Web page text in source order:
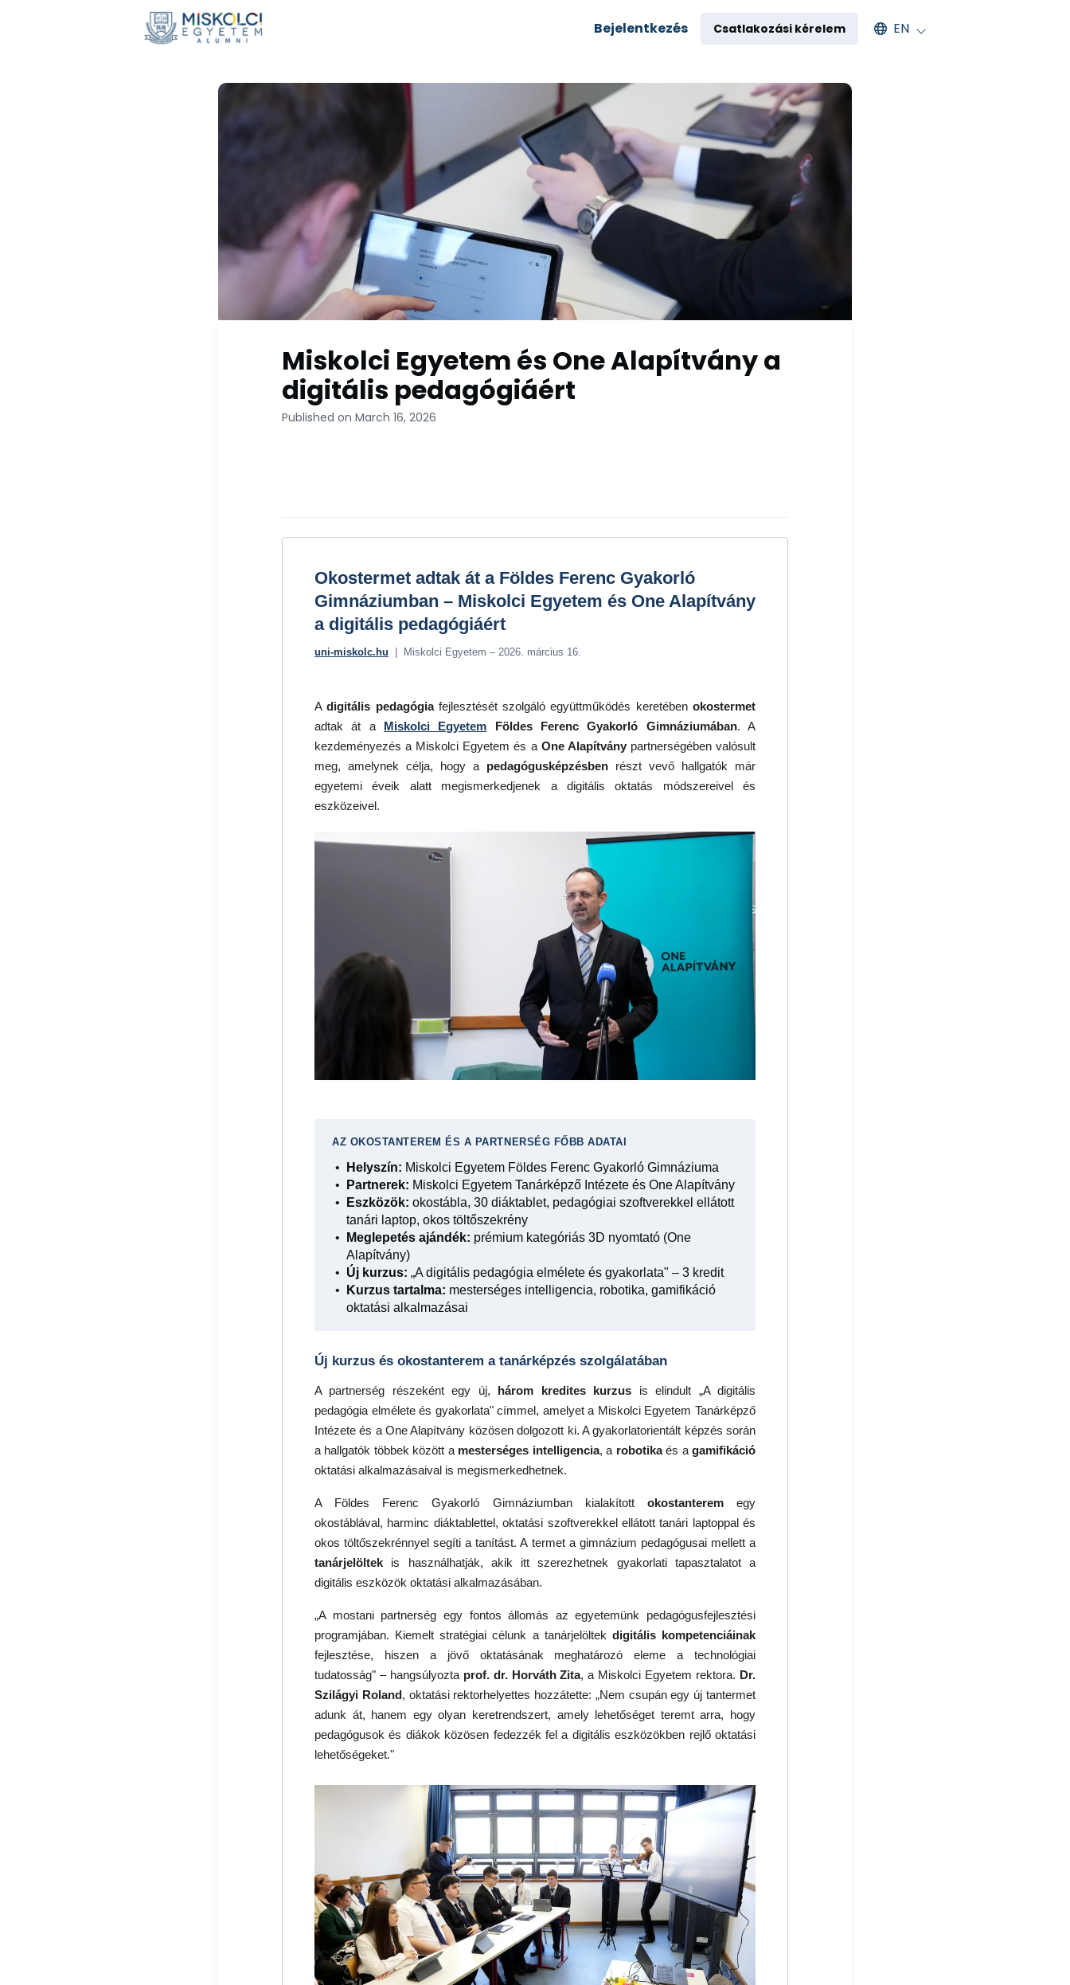
Adományozás Csoportok
Visszatérés az egyetemre
Nemzetközi alumni
Bejelentkezés Csatlakozási kérelem Select an available language
EN
Miskolci Egyetem és One Alapítvány a
digitális pedagógiáért
Published on March 16, 2026
Okostermet adtak át a Földes Ferenc Gyakorló
Gimnáziumban – Miskolci Egyetem és One Alapítvány
a digitális pedagógiáért
uni-miskolc.hu | Miskolci Egyetem – 2026. március 16.
Adigitális pedagógiafejlesztését szolgáló együttműködés keretébenokostermet
adtak át a Miskolci Egyetem Földes Ferenc Gyakorló Gimnáziumában. A
kezdeményezés a Miskolci Egyetem és a One Alapítványpartnerségében valósult
meg, amelynek célja, hogy a pedagógusképzésben részt vevő hallgatók már
egyetemi éveik alatt megismerkedjenek a digitális oktatás módszereivel és
eszközeivel.
AZ OKOSTANTEREM ÉS A PARTNERSÉG FŐBB ADATAI
Helyszín: Miskolci Egyetem Földes Ferenc Gyakorló Gimnáziuma
Partnerek: Miskolci Egyetem Tanárképző Intézete és One Alapítvány
Eszközök: okostábla, 30 diáktablet, pedagógiai szoftverekkel ellátott
tanári laptop, okos töltőszekrény
Meglepetés ajándék: prémium kategóriás 3D nyomtató (One
Alapítvány)
Új kurzus: „A digitális pedagógia elmélete és gyakorlata" – 3 kredit
Kurzus tartalma: mesterséges intelligencia, robotika, gamifikáció
oktatási alkalmazásai
Új kurzus és okostanterem a tanárképzés szolgálatában
A partnerség részeként egy új, három kredites kurzus is elindult „A digitális
pedagógia elmélete és gyakorlata" címmel, amelyet a Miskolci Egyetem Tanárképző
Intézete és a One Alapítvány közösen dolgozott ki. A gyakorlatorientált képzés során
a hallgatók többek között a mesterséges intelligencia, a robotikaés agamifikáció
oktatási alkalmazásaival is megismerkedhetnek.
A Földes Ferenc Gyakorló Gimnáziumban kialakított okostanteremegy
okostáblával, harminc diáktablettel, oktatási szoftverekkel ellátott tanári laptoppal és
okos töltőszekrénnyel segíti a tanítást. A termet a gimnázium pedagógusai mellett a
tanárjelöltek is használhatják, akik itt szerezhetnek gyakorlati tapasztalatot a
digitális eszközök oktatási alkalmazásában.
„A mostani partnerség egy fontos állomás az egyetemünk pedagógusfejlesztési
programjában. Kiemelt stratégiai célunk a tanárjelöltek digitális kompetenciáinak
fejlesztése, hiszen a jövő oktatásának meghatározó eleme a technológiai
tudatosság" – hangsúlyozta prof. dr. Horváth Zita, a Miskolci Egyetem rektora. Dr.
Szilágyi Roland, oktatási rektorhelyettes hozzátette: „Nem csupán egy új tantermet
adunk át, hanem egy olyan keretrendszert, amely lehetőséget teremt arra, hogy
pedagógusok és diákok közösen fedezzék fel a digitális eszközökben rejlő oktatási
lehetőségeket."